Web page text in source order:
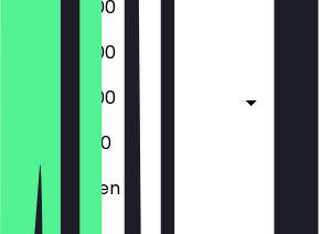
05:30 - 18:00
05:30 - 18:00
05:30 - 18:00
07:00 - 11:00
Geschlossen